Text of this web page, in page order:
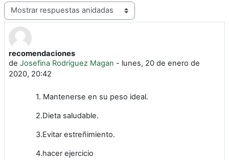
Mostrar modo
recomendaciones
de Josefina Rodríguez Magan - lunes, 20 de enero de
2020, 20:42
Número de respuestas: 0
1. Mantenerse en su peso ideal.
2.Dieta saludable.
3.Evitar estreñimiento.
4.hacer ejercicio